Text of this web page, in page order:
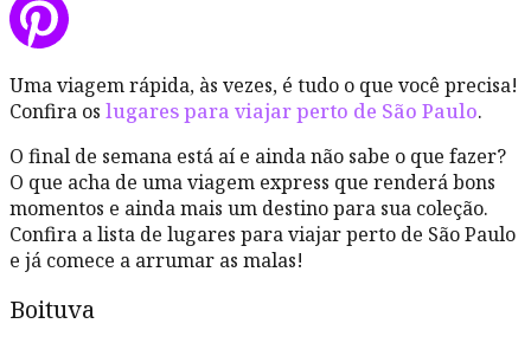
Uma viagem rápida, às vezes, é tudo o que você precisa!
Confira os lugares para viajar perto de São Paulo.
O final de semana está aí e ainda não sabe o que fazer?
O que acha de uma viagem express que renderá bons
momentos e ainda mais um destino para sua coleção.
Confira a lista de lugares para viajar perto de São Paulo
e já comece a arrumar as malas!
Boituva